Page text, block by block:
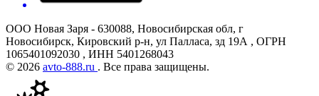
ООО Новая Заря - 630088, Новосибирская обл, г
Новосибирск, Кировский р-н, ул Палласа, зд 19А , ОГРН
1065401092030 , ИНН 5401268043
© 2026 avto-888.ru . Все права защищены.